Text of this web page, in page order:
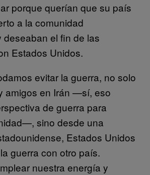
porque querían que su país
a la comunidad
deseaban el fin de las
Estados Unidos.
evitar la guerra, no solo
amigos en Irán —sí, eso
de guerra para
sino desde una
Estados Unidos
guerra con otro país.
nuestra energía y